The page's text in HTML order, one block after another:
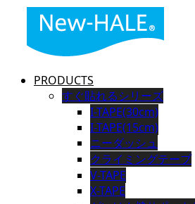
PRODUCTS
すぐ貼れるシリーズ
I-TAPE(30cm)
I-TAPE(15cm)
ニーダッシュ
クライミングテープ
V-TAPE
X-TAPE